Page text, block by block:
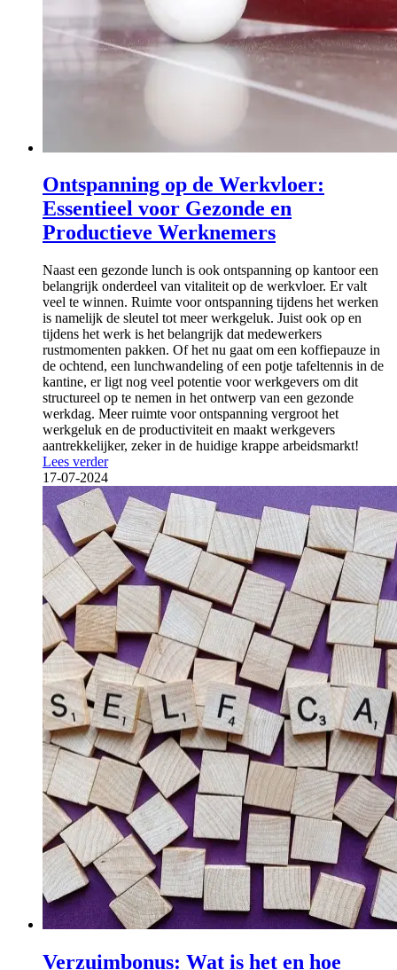
Ontspanning op de Werkvloer:
Essentieel voor Gezonde en
Productieve Werknemers
Naast een gezonde lunch is ook ontspanning op kantoor een
belangrijk onderdeel van vitaliteit op de werkvloer. Er valt
veel te winnen. Ruimte voor ontspanning tijdens het werken
is namelijk de sleutel tot meer werkgeluk. Juist ook op en
tijdens het werk is het belangrijk dat medewerkers
rustmomenten pakken. Of het nu gaat om een koffiepauze in
de ochtend, een lunchwandeling of een potje tafeltennis in de
kantine, er ligt nog veel potentie voor werkgevers om dit
structureel op te nemen in het ontwerp van een gezonde
werkdag. Meer ruimte voor ontspanning vergroot het
werkgeluk en de productiviteit en maakt werkgevers
aantrekkelijker, zeker in de huidige krappe arbeidsmarkt!
Lees verder
17-07-2024
Verzuimbonus: Wat is het en hoe